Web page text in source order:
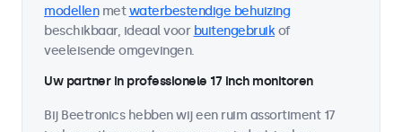
modellenmetwaterbestendige behuizing
beschikbaar, ideaal voor buitengebruikof
veeleisende omgevingen.
Uw partner in professionele 17 inch monitoren
Bij Beetronics hebben wij een ruim assortiment 17